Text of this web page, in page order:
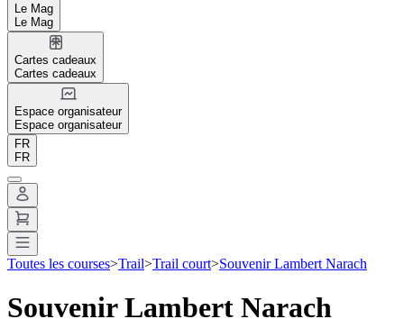
Le Mag
Le Mag
Cartes cadeaux
Cartes cadeaux
Espace organisateur
Espace organisateur
FR
FR
Toutes les courses>Trail>Trail court>Souvenir Lambert Narach
Souvenir Lambert Narach